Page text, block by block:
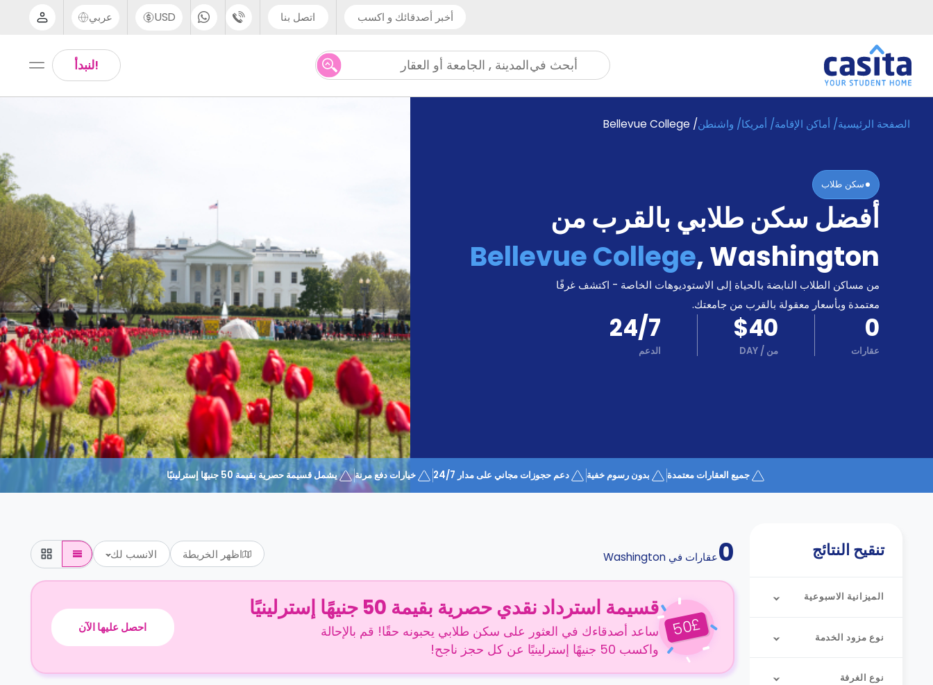
أخبر أصدقائك و اكسب اتصل بنا
UK - +44 (0) 20 3871 8666
USD عربي
Arabic
!لنبدأ أبحث فيالمدينة , الجامعة أو العقار
الرئيسية عربي USD
دخول
أصدقائك
تعمل؟
الصفحة الرئيسية/ أماكن الإقامة/ أمريكا/ واشنطن/
Bellevue College
سكن طلاب
أفضل سكن طلابي بالقرب من
Bellevue College,Washington
من مساكن الطلاب النابضة بالحياة إلى الاستوديوهات الخاصة - اكتشف غرفًا
معتمدة وبأسعار معقولة بالقرب من جامعتك.
0
عقارات
$40
من /
DAY
24/7
الدعم
جميع العقارات معتمدة بدون رسوم خفية دعم حجوزات مجاني على مدار 24/7 خيارات دفع مرنة يشمل قسيمة حصرية بقيمة 50 جنيهًا إسترلينيًا
تنقيح النتائج
الميزانية الاسبوعية
نوع مزود الخدمة
نوع الغرفة
0عقارات في Washington اظهر الخريطة الانسب لك
£
50
قسيمة استرداد نقدي حصرية بقيمة 50 جنيهًا إسترلينيًا
ساعد أصدقاءك في العثور على سكن طلابي يحبونه حقًا! قم بالإحالة
واكسب 50 جنيهًا إسترلينيًا عن كل حجز ناجح!
احصل عليها الآن